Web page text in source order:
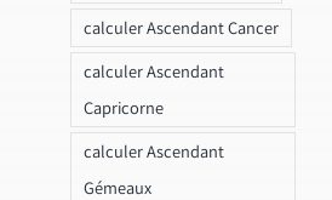
calculer Ascendant Cancer
calculer Ascendant
Capricorne
calculer Ascendant
Gémeaux